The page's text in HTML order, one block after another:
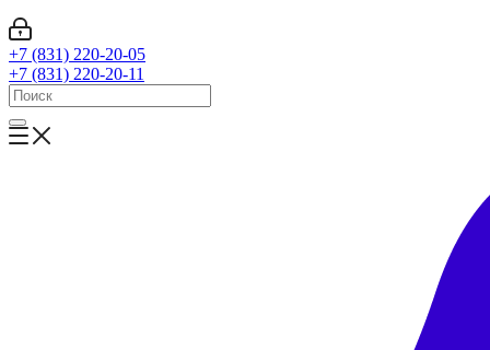
+7 (831) 220-20-05
+7 (831) 220-20-11